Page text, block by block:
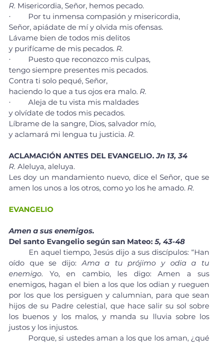
R. Misericordia, Señor, hemos pecado.
∙	Por tu inmensa compasión y misericordia,
Señor, apiádate de mí y olvida mis ofensas.
Lávame bien de todos mis delitos
y purifícame de mis pecados. R.
∙	Puesto que reconozco mis culpas,
tengo siempre presentes mis pecados.
Contra ti solo pequé, Señor,
haciendo lo que a tus ojos era malo. R.
∙	Aleja de tu vista mis maldades
y olvídate de todos mis pecados.
Líbrame de la sangre, Dios, salvador mío,
y aclamará mi lengua tu justicia. R.
ACLAMACIÓN ANTES DEL EVANGELIO. Jn 13, 34
R. Aleluya, aleluya.
Les doy un mandamiento nuevo, dice el Señor, que se
amen los unos a los otros, como yo los he amado. R.
EVANGELIO
Amen a sus enemigos.
Del santo Evangelio según san Mateo: 5, 43-48
oído que se dijo: Ama a tu prójimo y odia a tu
enemigo. Yo, en cambio, les digo: Amen a sus
enemigos, hagan el bien a los que los odian y rueguen
por los que los persiguen y calumnian, para que sean
hijos de su Padre celestial, que hace salir su sol sobre
los buenos y los malos, y manda su lluvia sobre los
justos y los injustos.